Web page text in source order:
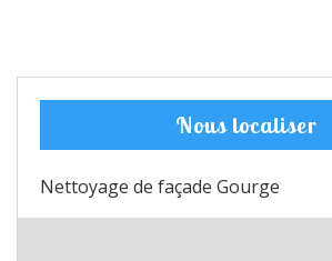
Nous localiser
Nettoyage de façade Gourge